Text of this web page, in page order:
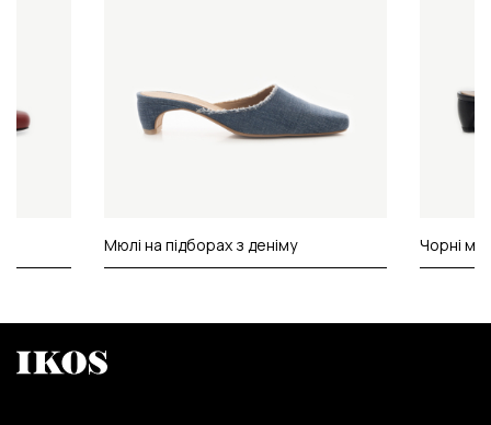
Мюлі на підборах з деніму Чорні